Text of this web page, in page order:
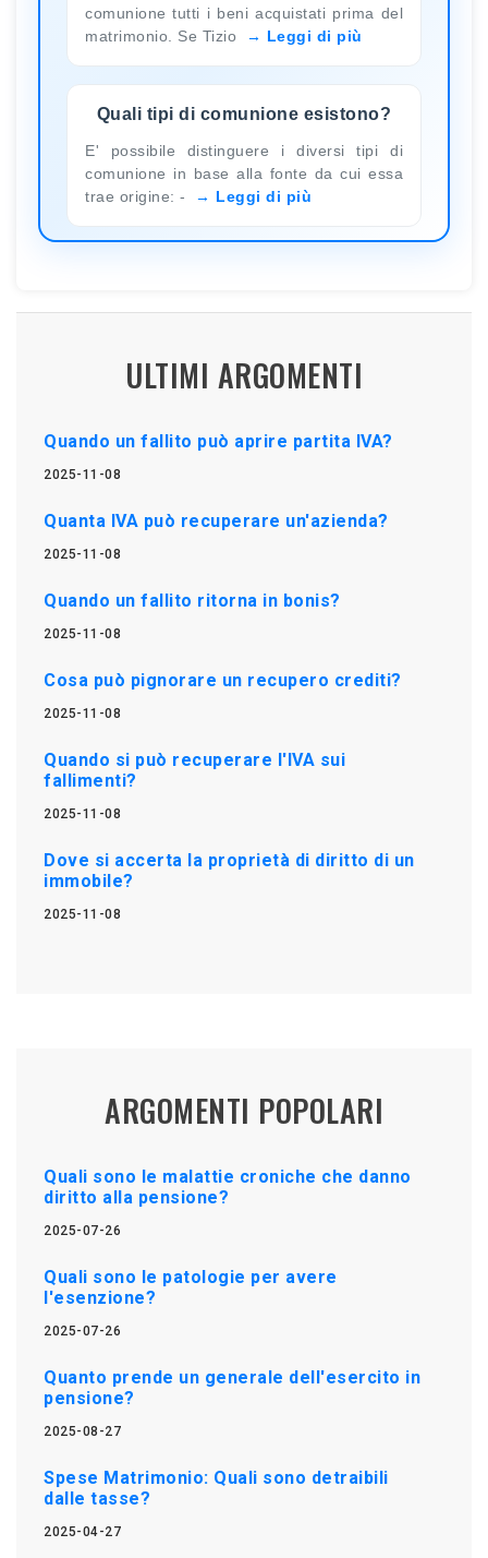
comunione tutti i beni acquistati prima del
matrimonio. Se Tizio
Leggi di più
Quali tipi di comunione esistono?
E' possibile distinguere i diversi tipi di
comunione in base alla fonte da cui essa
trae origine: -
Leggi di più
ULTIMI ARGOMENTI
Quando un fallito può aprire partita IVA?
2025-11-08
Quanta IVA può recuperare un'azienda?
2025-11-08
Quando un fallito ritorna in bonis?
2025-11-08
Cosa può pignorare un recupero crediti?
2025-11-08
Quando si può recuperare l'IVA sui
fallimenti?
2025-11-08
Dove si accerta la proprietà di diritto di un
immobile?
2025-11-08
ARGOMENTI POPOLARI
Quali sono le malattie croniche che danno
diritto alla pensione?
2025-07-26
Quali sono le patologie per avere
l'esenzione?
2025-07-26
Quanto prende un generale dell'esercito in
pensione?
2025-08-27
Spese Matrimonio: Quali sono detraibili
dalle tasse?
2025-04-27